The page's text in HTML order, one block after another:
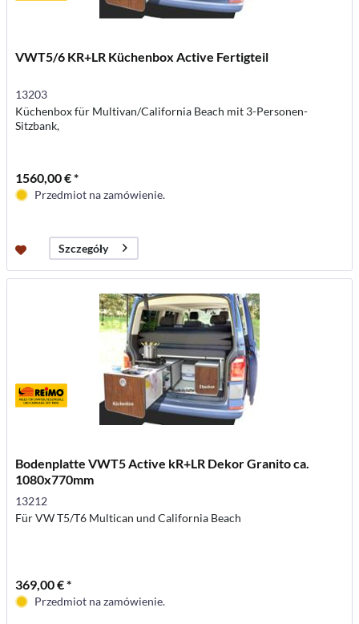
VWT5/6 KR+LR Küchenbox Active Fertigteil
13203
Küchenbox für Multivan/California Beach mit 3-Personen-
Sitzbank,
1560,00 € *
Przedmiot na zamówienie.
Szczegóły
Bodenplatte VWT5 Active kR+LR Dekor Granito ca.
1080x770mm
13212
Für VW T5/T6 Multican und California Beach
369,00 € *
Przedmiot na zamówienie.